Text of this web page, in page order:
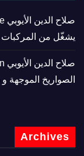
صلاح الدين الأيوبي
يشغّل من المركبات
صلاح الدين الأيوبي
الصواريخ الموجهة و
Archives